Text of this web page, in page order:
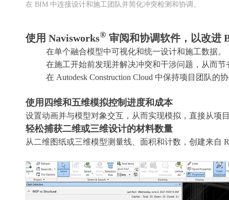
在 BIM 中连接设计和施工团队并简化冲突检测和协调。
使用 Navisworks® 审阅和协调软件，以改进
在单个融合模型中可视化和统一设计和施工数据。
在施工开始前发现并解决冲突和干涉问题，从而节
在 Autodesk Construction Cloud 中保持项目团队的
使用四维和五维模拟控制进度和成本
设置动画并与模型对象交互，从而实现模拟，直接从项
轻松捕获二维或三维设计的材料数量
从二维图纸或三维模型测量线、面积和计数，创建来自